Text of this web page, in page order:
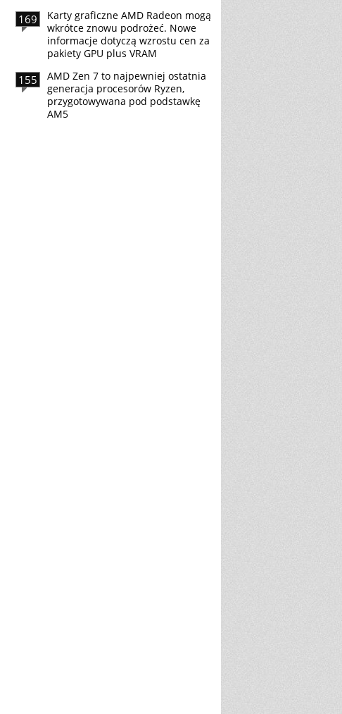
169
Karty graficzne AMD Radeon mogą
wkrótce znowu podrożeć. Nowe
informacje dotyczą wzrostu cen za
pakiety GPU plus VRAM
155
AMD Zen 7 to najpewniej ostatnia
generacja procesorów Ryzen,
przygotowywana pod podstawkę
AM5